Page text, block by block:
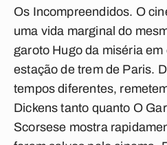
Os Incompreendidos. O
uma vida marginal do
garoto Hugo da miséria
estação de trem de Paris.
tempos diferentes,
Dickens tanto quanto O
Scorsese mostra